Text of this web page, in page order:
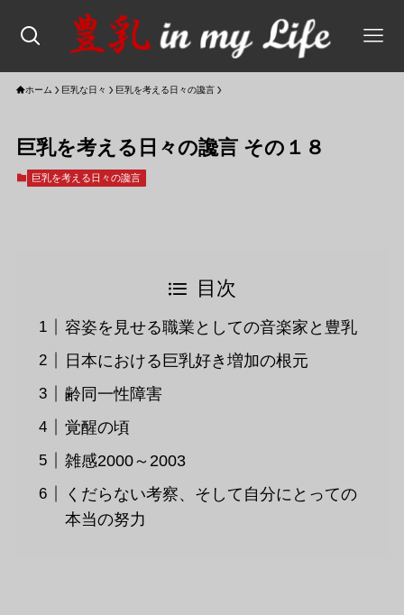
ホーム 巨乳な日々 巨乳を考える日々の讒言
巨乳を考える日々の讒言 その１８
巨乳を考える日々の讒言
目次
容姿を見せる職業としての音楽家と豊乳
日本における巨乳好き増加の根元
齢同一性障害
覚醒の頃
雑感2000～2003
くだらない考察、そして自分にとっての
本当の努力